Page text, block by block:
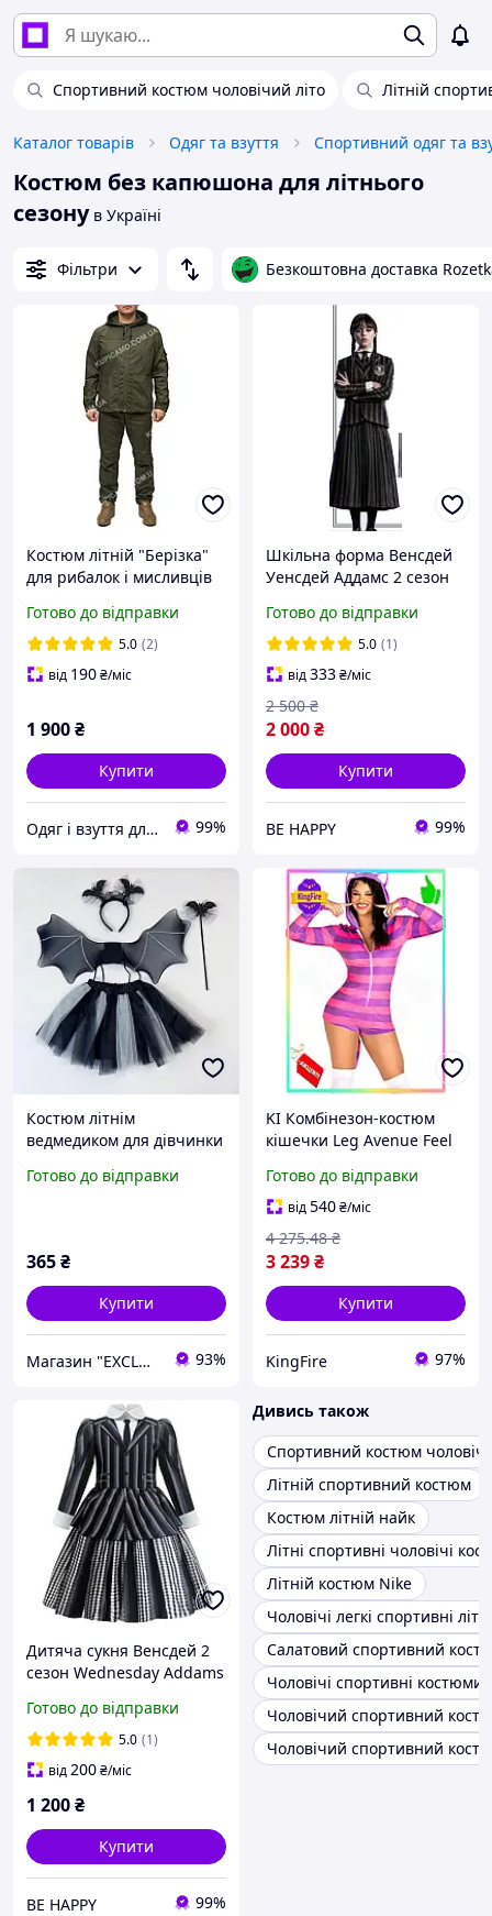
Спортивний костюм чоловічий літо Літній
Каталог товарів Одяг та взуття Спортивний одяг та
Костюм без капюшона для літнього
сезонув Україні
Фільтри Безкоштовна доставка
Костюм літній "Берізка"
для рибалок і мисливців
олива
Готово до відправки
5.0 (2)
від 190₴/міс
1 900₴
Купити
Одяг і взуття для рибалок і мисливців, спецодяг від виробника 99%
Шкільна форма Венсдей
Уенсдей Аддамс 2 сезон
Wednesday Addams для
аніматорів і вечірок,
розмір M L
Готово до відправки
5.0 (1)
від333₴/міс
2 000₴
2 500 ₴
Купити
BE HAPPY 99%
Костюм літнім
ведмедиком для дівчинки
Маскарадний костюм
Готово до відправки
365₴
Купити
Магазин "EXCLUSIVE" - Оригінальні Подарунки для всіх 93%
KI Комбінезон-костюм
кішечки Leg Avenue Feel
Хеллоуїна та вечірки
вбрання для карнавалу
FIR41_R
Готово до відправки
від540₴/міс
3 239₴
4 275.48 ₴
Купити
KingFire 97%
Дитяча сукня Венсдей 2
сезон Wednesday Addams
підкладкою, костюм для
дівчинки 140 см
Готово до відправки
5.0 (1)
від200₴/міс
1 200₴
Купити
BE HAPPY 99%
Дивись також
Спортивний костюм
Літній спортивний костюм
Костюм літній найк
Літні спортивні чоловічі
Літній костюм Nike
Чоловічі легкі спортивні
Салатовий спортивний
Чоловічі спортивні костюми
Чоловічий спортивний
Чоловічий спортивний